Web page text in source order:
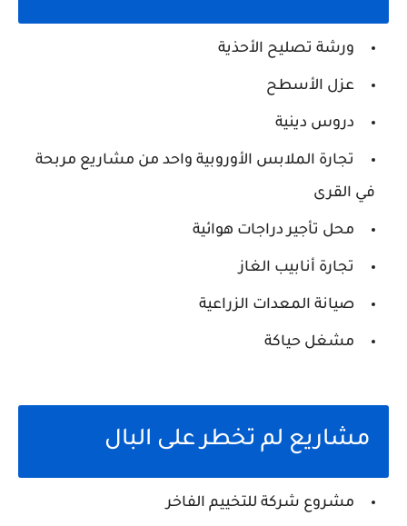
ورشة تصليح الأحذية
عزل الأسطح
دروس دينية
تجارة الملابس الأوروبية واحد من مشاريع مربحة
في القرى
محل تأجير دراجات هوائية
تجارة أنابيب الغاز
صيانة المعدات الزراعية
مشغل حياكة
مشاريع لم تخطر على البال
مشروع شركة للتخييم الفاخر